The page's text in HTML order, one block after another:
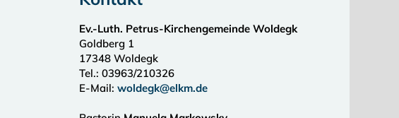
Ev.-Luth. Petrus-Kirchengemeinde Woldegk
Goldberg 1
17348 Woldegk
Tel.: 03963/210326
E-Mail: woldegk@elkm.de